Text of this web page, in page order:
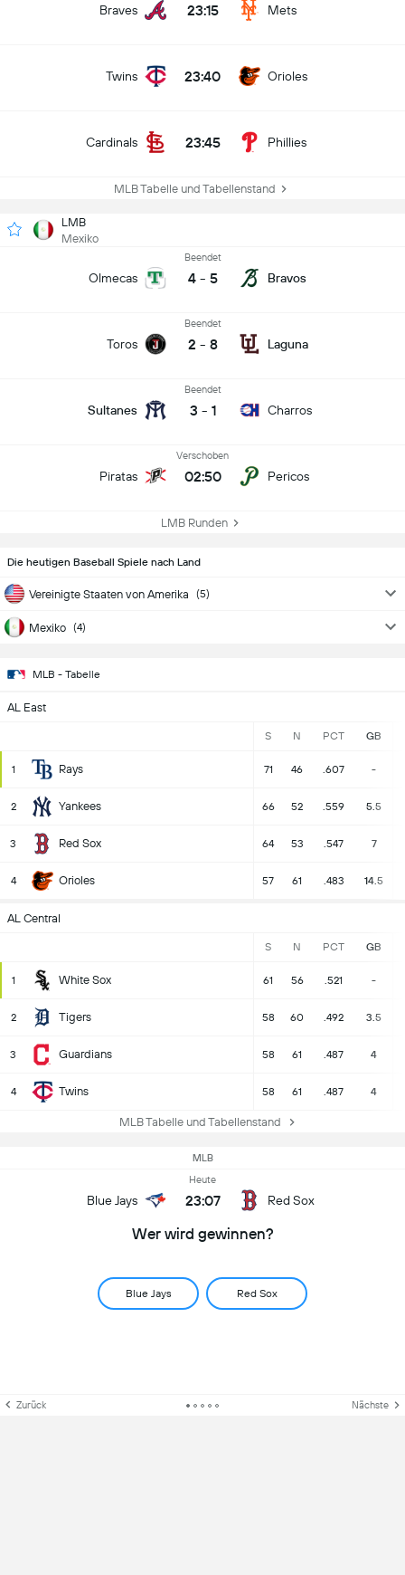
Braves 23:15 Mets
Twins 23:40 Orioles
Cardinals 23:45 Phillies
MLB Tabelle und Tabellenstand
LMB
Mexiko
Olmecas
Beendet
4 - 5 Bravos
Toros
Beendet
2 - 8 Laguna
Sultanes
Beendet
3 - 1 Charros
Piratas
Verschoben
02:50 Pericos
LMB Runden
Die heutigen Baseball Spiele nach Land
Vereinigte Staaten von Amerika (5)
Mexiko (4)
MLB - Tabelle
AL East
S N PCT GB
1 Rays 71 46 .607 -
2 Yankees 66 52 .559 5.5
3 Red Sox 64 53 .547 7
4 Orioles 57 61 .483 14.5
AL Central
S N PCT GB
1 White Sox 61 56 .521 -
2 Tigers 58 60 .492 3.5
3 Guardians 58 61 .487 4
4 Twins 58 61 .487 4
MLB Tabelle und Tabellenstand
MLB
Blue Jays
Heute
23:07 Red Sox
Wer wird gewinnen?
Blue Jays Red Sox
Zurück Nächste